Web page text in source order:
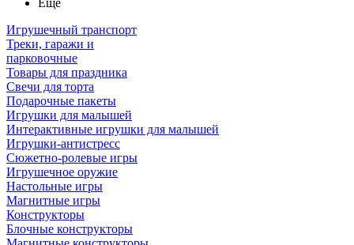
Ещё
Игрушечный транспорт
Треки, гаражи и
парковочные
Товары для праздника
Свечи для торта
Подарочные пакеты
Игрушки для малышей
Интерактивные игрушки для малышей
Игрушки-антистресс
Сюжетно-ролевые игры
Игрушечное оружие
Настольные игры
Магнитные игры
Конструкторы
Блочные конструкторы